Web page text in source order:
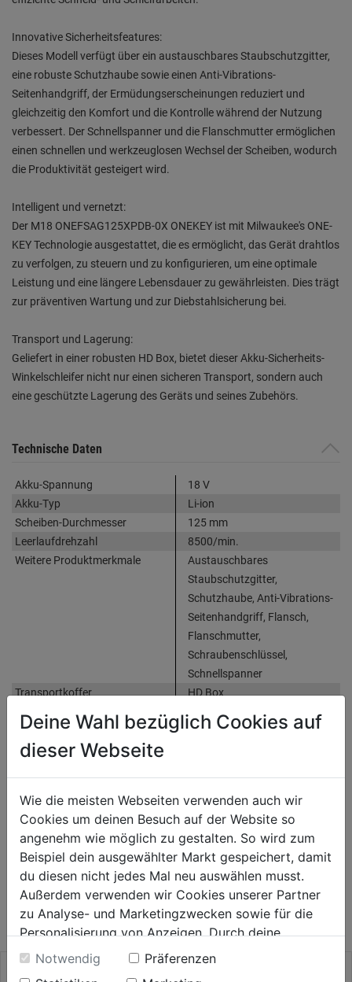
Innovative Sicherheitsfeatures:
Dieses Modell verfügt über ein austauschbares Staubschutzgitter,
eine robuste Schutzhaube sowie einen Anti-Vibrations-
Seitenhandgriff, der Ermüdungserscheinungen reduziert und
gleichzeitig den Komfort und die Kontrolle während der Nutzung
verbessert. Der Schnellspanner und die Flanschmutter ermöglichen
einen schnellen und werkzeuglosen Wechsel der Scheiben, wodurch
die Produktivität gesteigert wird.
Intelligent und vernetzt:
Der M18 ONEFSAG125XPDB-0X ONEKEY ist mit Milwaukee's ONE-
KEY Technologie ausgestattet, die es ermöglicht, das Gerät drahtlos
zu verfolgen, zu steuern und zu konfigurieren, um eine optimale
Leistung und eine längere Lebensdauer zu gewährleisten. Dies trägt
zur präventiven Wartung und zur Diebstahlsicherung bei.
Transport und Lagerung:
Geliefert in einer robusten HD Box, bietet dieser Akku-Sicherheits-
Winkelschleifer nicht nur einen sicheren Transport, sondern auch
eine geschützte Lagerung des Geräts und seines Zubehörs.
Technische Daten
Akku-Spannung
18 V
Akku-Typ
Li-ion
Scheiben-Durchmesser
125 mm
Leerlaufdrehzahl
8500/min.
Weitere Produktmerkmale
Austauschbares
Staubschutzgitter,
Schutzhaube, Anti-Vibrations-
Seitenhandgriff, Flansch,
Flanschmutter,
Schraubenschlüssel,
Schnellspanner
Transportkoffer
HD Box
Herstellerinformationen
AUCH INTERESSANT
Deine Wahl bezüglich Cookies auf
dieser Webseite
Wie die meisten Webseiten verwenden auch wir
Cookies um deinen Besuch auf der Website so
angenehm wie möglich zu gestalten. So wird zum
Beispiel dein ausgewählter Markt gespeichert, damit
du diesen nicht jedes Mal neu auswählen musst.
Außerdem verwenden wir Cookies unserer Partner
zu Analyse- und Marketingzwecken sowie für die
Personalisierung von Anzeigen. Durch deine
Einwilligung werden die Daten von Drittanbieter,
unter anderem auch in den USA, verarbeitet.
Notwendig
Präferenzen